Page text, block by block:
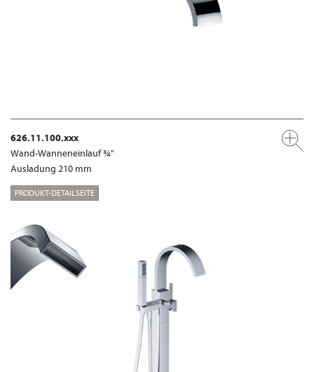
626.11.100.xxx
Wand-Wanneneinlauf ¾"
Ausladung 210 mm
PRODUKT-DETAILSEITE